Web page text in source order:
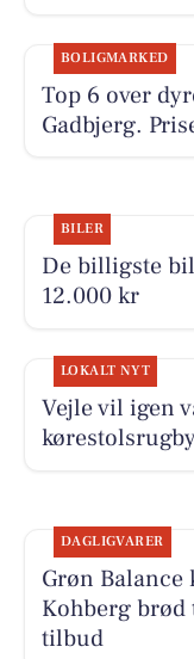
BOLIGMARKED
Top 6 over
Gadbjerg.
BILER
De billigste
12.000 kr
LOKALT NYT
Vejle vil igen
DAGLIGVARER
Grøn
Kohberg brød
tilbud